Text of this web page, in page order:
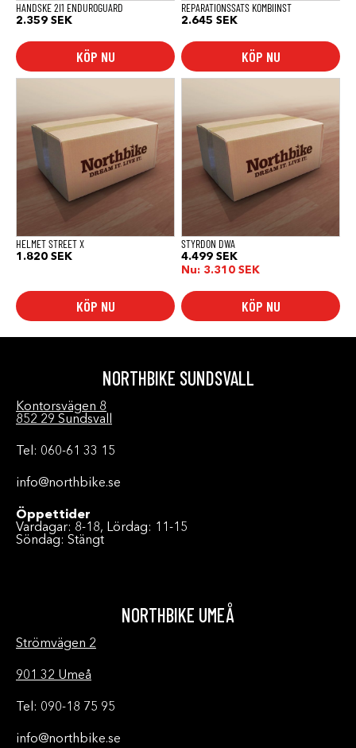
HANDSKE 2I1 ENDUROGUARD
2.359 SEK
KÖP NU
REPARATIONSSATS KOMBIINST
2.645 SEK
KÖP NU
HELMET STREET X
1.820 SEK
KÖP NU
STYRDON DWA
4.499 SEK
Nu: 3.310 SEK
KÖP NU
NORTHBIKE SUNDSVALL
Kontorsvägen 8
852 29 Sundsvall
Tel: 060-61 33 15
info@northbike.se
Öppettider
Vardagar: 8-18, Lördag: 11-15
Söndag: Stängt
NORTHBIKE UMEÅ
Strömvägen 2
901 32 Umeå
Tel: 090-18 75 95
info@northbike.se